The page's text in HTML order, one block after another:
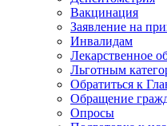
Вакцинация
Заявление на
Инвалидам
Лекарственное
Льготным
Обратиться к
Обращение
Опросы